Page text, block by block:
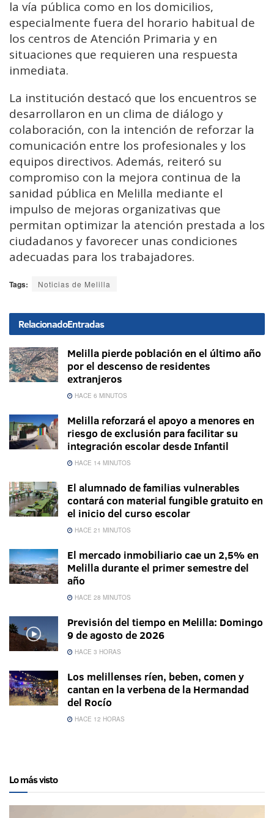
la vía pública como en los domicilios,
especialmente fuera del horario habitual de
los centros de Atención Primaria y en
situaciones que requieren una respuesta
inmediata.
La institución destacó que los encuentros se
desarrollaron en un clima de diálogo y
colaboración, con la intención de reforzar la
comunicación entre los profesionales y los
equipos directivos. Además, reiteró su
compromiso con la mejora continua de la
sanidad pública en Melilla mediante el
impulso de mejoras organizativas que
permitan optimizar la atención prestada a los
ciudadanos y favorecer unas condiciones
adecuadas para los trabajadores.
Tags: Noticias de Melilla
RelacionadoEntradas
Melilla pierde población en el último año
por el descenso de residentes
extranjeros
HACE 6 MINUTOS
Melilla reforzará el apoyo a menores en
riesgo de exclusión para facilitar su
integración escolar desde Infantil
HACE 14 MINUTOS
El alumnado de familias vulnerables
contará con material fungible gratuito en
el inicio del curso escolar
HACE 21 MINUTOS
El mercado inmobiliario cae un 2,5% en
Melilla durante el primer semestre del
año
HACE 28 MINUTOS
Previsión del tiempo en Melilla: Domingo
9 de agosto de 2026
HACE 3 HORAS
Los melillenses ríen, beben, comen y
cantan en la verbena de la Hermandad
del Rocío
HACE 12 HORAS
Lo más visto